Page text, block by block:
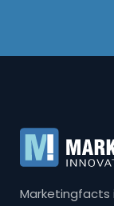
Marketingfacts